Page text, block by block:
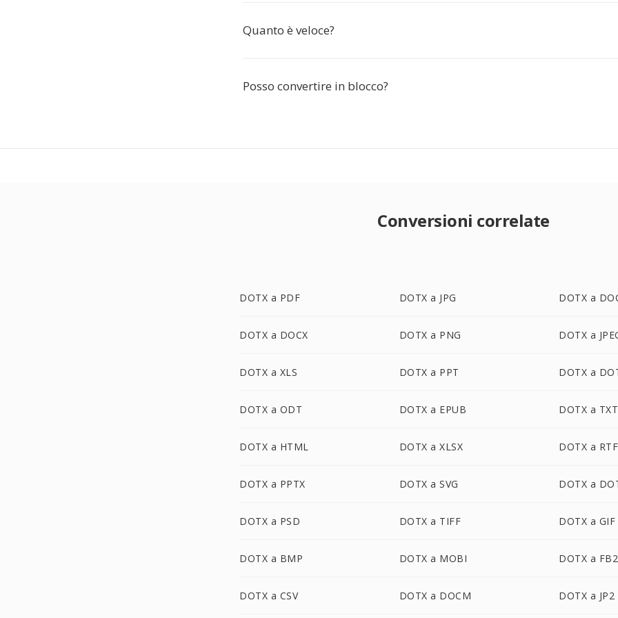
Quanto è veloce?
Posso convertire in blocco?
Conversioni correlate
DOTX a PDF DOTX a JPG DOTX a
DOTX a DOCX DOTX a PNG DOTX a
DOTX a XLS DOTX a PPT DOTX a
DOTX a ODT DOTX a EPUB DOTX a TXT
DOTX a HTML DOTX a XLSX DOTX a RTF
DOTX a PPTX DOTX a SVG DOTX a
DOTX a PSD DOTX a TIFF DOTX a GIF
DOTX a BMP DOTX a MOBI DOTX a FB2
DOTX a CSV DOTX a DOCM DOTX a JP2